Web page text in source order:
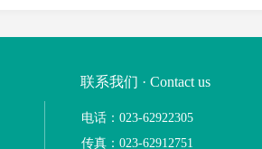
联系我们 · Contact us
电话：023-62922305
传真：023-62912751